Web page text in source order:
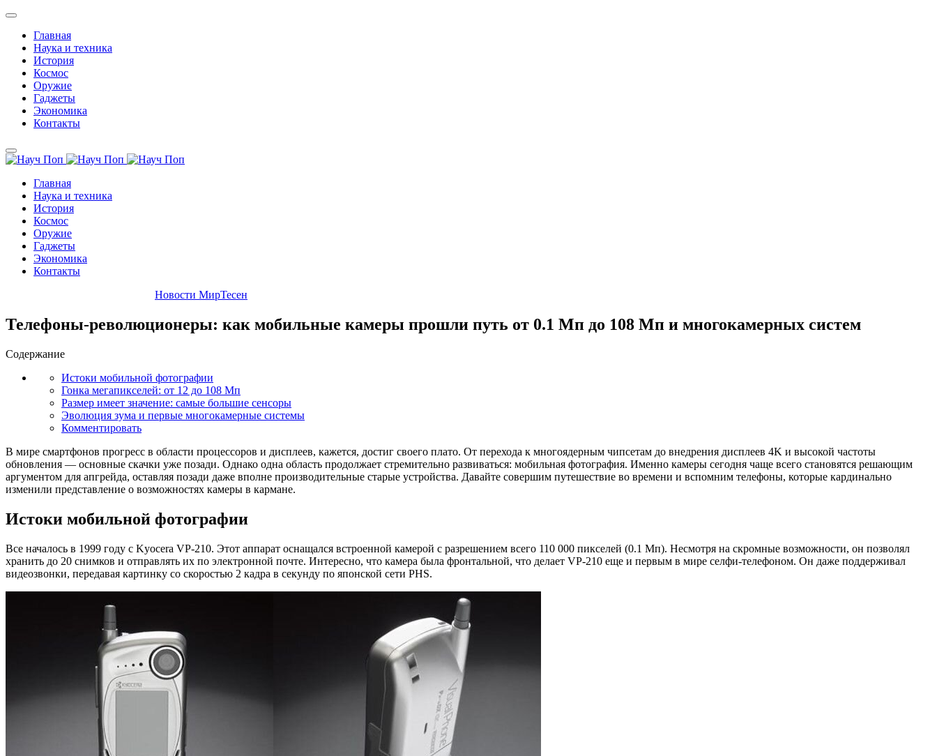
Главная
Наука и техника
История
Космос
Оружие
Гаджеты
Экономика
Контакты
Главная
Наука и техника
История
Космос
Оружие
Гаджеты
Экономика
Контакты
Новости МирТесен
Телефоны-революционеры: как мобильные камеры прошли путь от 0.1 Мп до 108 Мп и многокамерных систем
Содержание
Истоки мобильной фотографии
Гонка мегапикселей: от 12 до 108 Мп
Размер имеет значение: самые большие сенсоры
Эволюция зума и первые многокамерные системы
Комментировать
В мире смартфонов прогресс в области процессоров и дисплеев, кажется, достиг своего плато. От перехода к многоядерным чипсетам до внедрения дисплеев 4K и высокой частоты
обновления — основные скачки уже позади. Однако одна область продолжает стремительно развиваться: мобильная фотография. Именно камеры сегодня чаще всего становятся решающим
аргументом для апгрейда, оставляя позади даже вполне производительные старые устройства. Давайте совершим путешествие во времени и вспомним телефоны, которые кардинально
изменили представление о возможностях камеры в кармане.
Истоки мобильной фотографии
Все началось в 1999 году с Kyocera VP-210. Этот аппарат оснащался встроенной камерой с разрешением всего 110 000 пикселей (0.1 Мп). Несмотря на скромные возможности, он позволял
хранить до 20 снимков и отправлять их по электронной почте. Интересно, что камера была фронтальной, что делает VP-210 еще и первым в мире селфи-телефоном. Он даже поддерживал
видеозвонки, передавая картинку со скоростью 2 кадра в секунду по японской сети PHS.